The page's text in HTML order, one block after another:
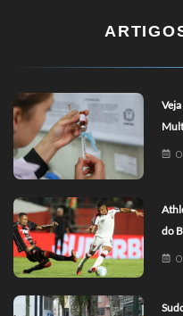
do